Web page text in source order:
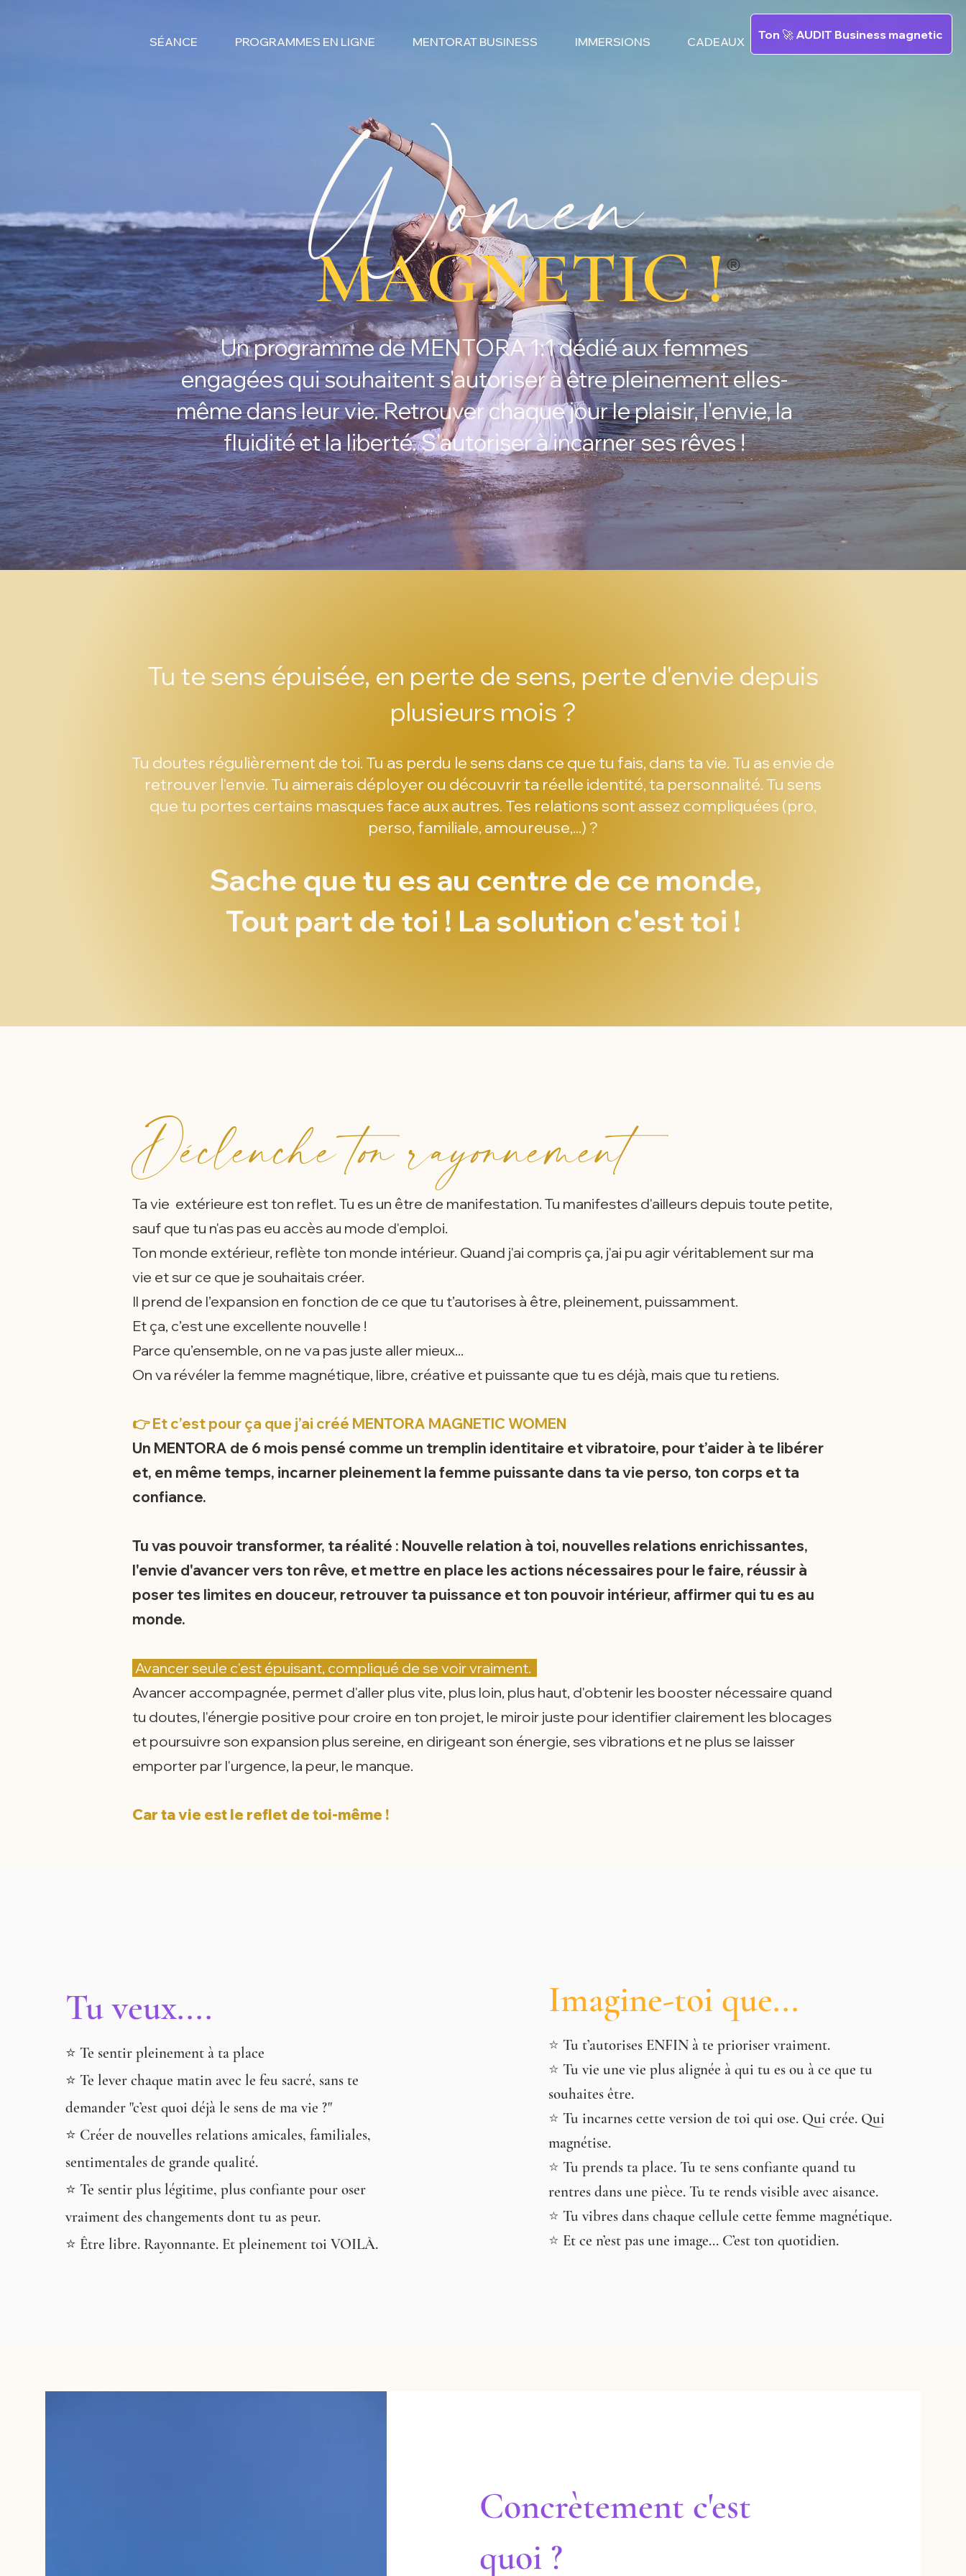
Ton 🚀 AUDIT Business magnetic
SÉANCE PROGRAMMES EN LIGNE MENTORAT BUSINESS IMMERSIONS CADEAUX
Women
MAGNETIC !
®
Un programme de MENTORA 1:1 dédié aux femmes
engagées qui souhaitent s'autoriser à être pleinement elles-
même dans leur vie. Retrouver chaque jour le plaisir, l'envie, la
fluidité et la liberté. S'autoriser à incarner ses rêves !
Tu te sens épuisée, en perte de sens, perte d'envie depuis
plusieurs mois ?
Tu doutes régulièrement de toi. Tu as perdu le sens dans ce que tu fais, dans ta vie. Tu as envie de
retrouver l'envie. Tu aimerais déployer ou découvrir ta réelle identité, ta personnalité. Tu sens
que tu portes certains masques face aux autres. Tes relations sont assez compliquées (pro,
perso, familiale, amoureuse,...) ?
Sache que tu es au centre de ce monde,
Tout part de toi ! La solution c'est toi !
Déclenche ton rayonnement
Ta vie extérieure est ton reflet. Tu es un être de manifestation. Tu manifestes d'ailleurs depuis toute petite,
sauf que tu n'as pas eu accès au mode d'emploi.
Ton monde extérieur, reflète ton monde intérieur. Quand j'ai compris ça, j'ai pu agir véritablement sur ma
vie et sur ce que je souhaitais créer.
Il prend de l’expansion en fonction de ce que tu t’autorises à être, pleinement, puissamment.
Et ça, c’est une excellente nouvelle !
Parce qu’ensemble, on ne va pas juste aller mieux...
On va révéler la femme magnétique, libre, créative et puissante que tu es déjà, mais que tu retiens.
👉 Et c’est pour ça que j’ai créé MENTORA MAGNETIC WOMEN
Un MENTORA de 6 mois pensé comme un tremplin identitaire et vibratoire, pour t’aider à te libérer
et, en même temps, incarner pleinement la femme puissante dans ta vie perso, ton corps et ta
confiance.
Tu vas pouvoir transformer, ta réalité : Nouvelle relation à toi, nouvelles relations enrichissantes,
l'envie d'avancer vers ton rêve, et mettre en place les actions nécessaires pour le faire, réussir à
poser tes limites en douceur, retrouver ta puissance et ton pouvoir intérieur, affirmer qui tu es au
monde.
Avancer seule c'est épuisant, compliqué de se voir vraiment.
Avancer accompagnée, permet d'aller plus vite, plus loin, plus haut, d'obtenir les booster nécessaire quand
tu doutes, l'énergie positive pour croire en ton projet, le miroir juste pour identifier clairement les blocages
et poursuivre son expansion plus sereine, en dirigeant son énergie, ses vibrations et ne plus se laisser
emporter par l'urgence, la peur, le manque.
Car ta vie est le reflet de toi-même !
Tu veux....
⭐️ Te sentir pleinement à ta place
⭐️ Te lever chaque matin avec le feu sacré, sans te
demander "c’est quoi déjà le sens de ma vie ?"
⭐️ Créer de nouvelles relations amicales, familiales,
sentimentales de grande qualité.
⭐️ Te sentir plus légitime, plus confiante pour oser
vraiment des changements dont tu as peur.
⭐️ Être libre. Rayonnante. Et pleinement toi VOILÀ.
Imagine-toi que...
⭐️ Tu t’autorises ENFIN à te prioriser vraiment.
⭐️ Tu vie une vie plus alignée à qui tu es ou à ce que tu
souhaites être.
⭐️ Tu incarnes cette version de toi qui ose. Qui crée. Qui
magnétise.
⭐️ Tu prends ta place. Tu te sens confiante quand tu
rentres dans une pièce. Tu te rends visible avec aisance.
⭐️ Tu vibres dans chaque cellule cette femme magnétique.
⭐️ Et ce n’est pas une image... C’est ton quotidien.
Concrètement c'est
quoi ?